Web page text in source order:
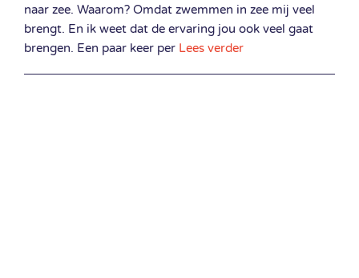
naar zee. Waarom? Omdat zwemmen in zee mij veel
brengt. En ik weet dat de ervaring jou ook veel gaat
brengen. Een paar keer per Lees verder